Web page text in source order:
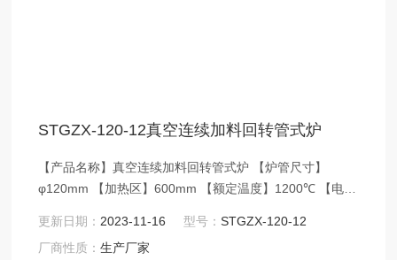
STGZX-120-12真空连续加料回转管式炉
【产品名称】真空连续加料回转管式炉 【炉管尺寸】
φ120mm 【加热区】600mm 【额定温度】1200℃ 【电源
1200℃真空连续加料回转管式炉主要应用于无机非金属化
合物材料、锂电正负极材料、陶瓷材料、新能源和新材料
更新日期： 2023-11-16 型号：STGZX-120-12
厂商性质：生产厂家